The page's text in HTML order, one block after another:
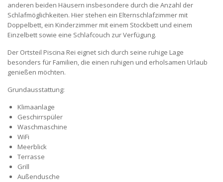
anderen beiden Häusern insbesondere durch die Anzahl der
Schlafmöglichkeiten. Hier stehen ein Elternschlafzimmer mit
Doppelbett, ein Kinderzimmer mit einem Stockbett und einem
Einzelbett sowie eine Schlafcouch zur Verfügung.
Der Ortsteil Piscina Rei eignet sich durch seine ruhige Lage
besonders für Familien, die einen ruhigen und erholsamen Urlaub
genießen möchten.
Grundausstattung:
Klimaanlage
Geschirrspüler
Waschmaschine
WiFi
Meerblick
Terrasse
Grill
Außendusche